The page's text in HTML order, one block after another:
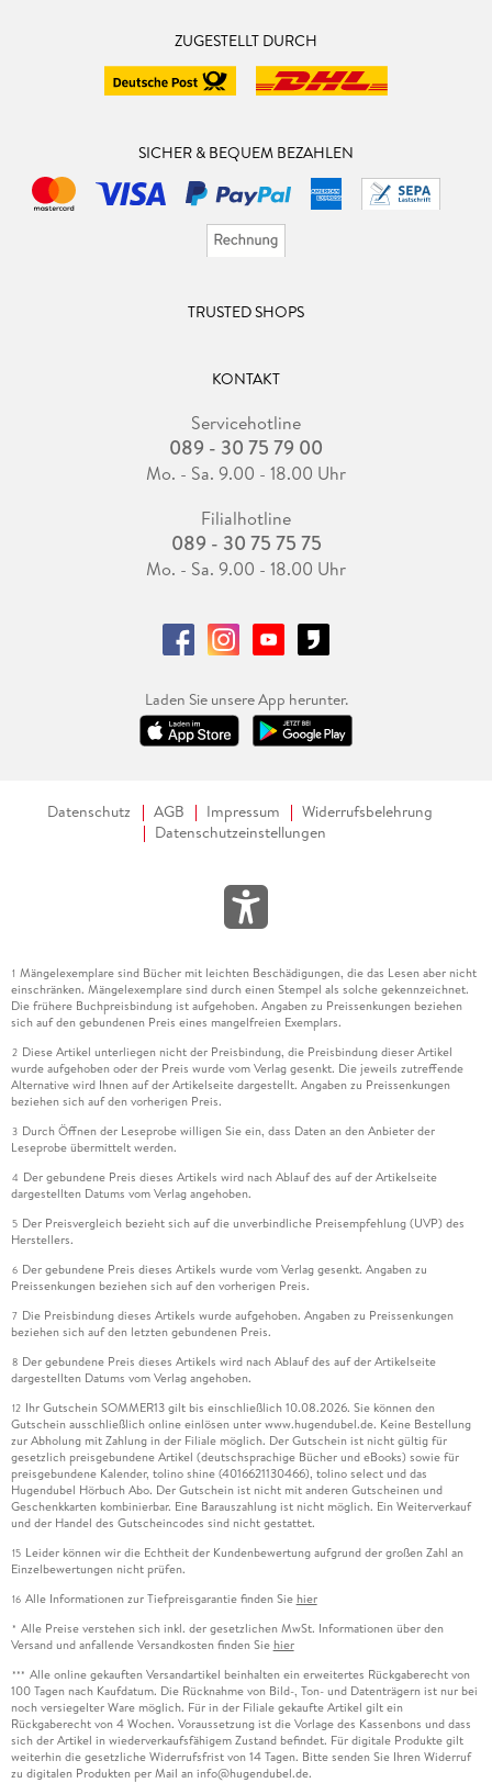
ZUGESTELLT DURCH
SICHER & BEQUEM BEZAHLEN
TRUSTED SHOPS
KONTAKT
Servicehotline
089 - 30 75 79 00
Mo. - Sa. 9.00 - 18.00 Uhr
Filialhotline
089 - 30 75 75 75
Mo. - Sa. 9.00 - 18.00 Uhr
Laden Sie unsere App herunter.
Datenschutz AGB Impressum
Widerrufsbelehrung
Datenschutzeinstellungen
1 Mängelexemplare sind Bücher mit leichten Beschädigungen, die das Lesen aber nicht
einschränken. Mängelexemplare sind durch einen Stempel als solche gekennzeichnet.
Die frühere Buchpreisbindung ist aufgehoben. Angaben zu Preissenkungen beziehen
sich auf den gebundenen Preis eines mangelfreien Exemplars.
2 Diese Artikel unterliegen nicht der Preisbindung, die Preisbindung dieser Artikel
wurde aufgehoben oder der Preis wurde vom Verlag gesenkt. Die jeweils zutreffende
Alternative wird Ihnen auf der Artikelseite dargestellt. Angaben zu Preissenkungen
beziehen sich auf den vorherigen Preis.
3 Durch Öffnen der Leseprobe willigen Sie ein, dass Daten an den Anbieter der
Leseprobe übermittelt werden.
4 Der gebundene Preis dieses Artikels wird nach Ablauf des auf der Artikelseite
dargestellten Datums vom Verlag angehoben.
5 Der Preisvergleich bezieht sich auf die unverbindliche Preisempfehlung (UVP) des
Herstellers.
6 Der gebundene Preis dieses Artikels wurde vom Verlag gesenkt. Angaben zu
Preissenkungen beziehen sich auf den vorherigen Preis.
7 Die Preisbindung dieses Artikels wurde aufgehoben. Angaben zu Preissenkungen
beziehen sich auf den letzten gebundenen Preis.
8 Der gebundene Preis dieses Artikels wird nach Ablauf des auf der Artikelseite
dargestellten Datums vom Verlag angehoben.
12 Ihr Gutschein SOMMER13 gilt bis einschließlich 10.08.2026. Sie können den
Gutschein ausschließlich online einlösen unter www.hugendubel.de. Keine Bestellung
zur Abholung mit Zahlung in der Filiale möglich. Der Gutschein ist nicht gültig für
gesetzlich preisgebundene Artikel (deutschsprachige Bücher und eBooks) sowie für
preisgebundene Kalender, tolino shine (4016621130466), tolino select und das
Hugendubel Hörbuch Abo. Der Gutschein ist nicht mit anderen Gutscheinen und
Geschenkkarten kombinierbar. Eine Barauszahlung ist nicht möglich. Ein Weiterverkauf
und der Handel des Gutscheincodes sind nicht gestattet.
15 Leider können wir die Echtheit der Kundenbewertung aufgrund der großen Zahl an
Einzelbewertungen nicht prüfen.
16 Alle Informationen zur Tiefpreisgarantie finden Sie hier
* Alle Preise verstehen sich inkl. der gesetzlichen MwSt. Informationen über den
Versand und anfallende Versandkosten finden Sie hier
*** Alle online gekauften Versandartikel beinhalten ein erweitertes Rückgaberecht von
100 Tagen nach Kaufdatum. Die Rücknahme von Bild-, Ton- und Datenträgern ist nur bei
noch versiegelter Ware möglich. Für in der Filiale gekaufte Artikel gilt ein
Rückgaberecht von 4 Wochen. Voraussetzung ist die Vorlage des Kassenbons und dass
sich der Artikel in wiederverkaufsfähigem Zustand befindet. Für digitale Produkte gilt
weiterhin die gesetzliche Widerrufsfrist von 14 Tagen. Bitte senden Sie Ihren Widerruf
zu digitalen Produkten per Mail an info@hugendubel.de.